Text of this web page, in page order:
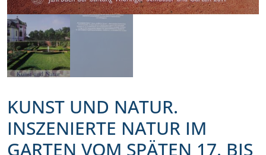
KUNST UND NATUR.
INSZENIERTE NATUR IM
GARTEN VOM SPÄTEN 17. BIS